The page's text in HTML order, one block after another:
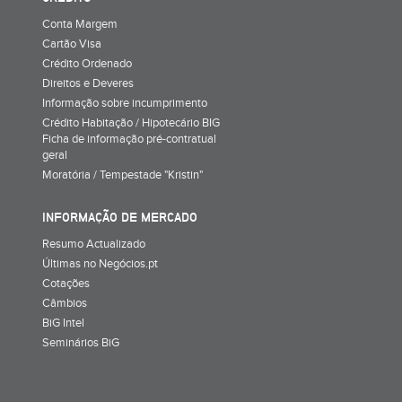
Conta Margem
Cartão Visa
Crédito Ordenado
Direitos e Deveres
Informação sobre incumprimento
Crédito Habitação / Hipotecário BIG
Ficha de informação pré-contratual
geral
Moratória / Tempestade "Kristin"
INFORMAÇÃO DE MERCADO
Resumo Actualizado
Últimas no Negócios.pt
Cotações
Câmbios
BiG Intel
Seminários BiG